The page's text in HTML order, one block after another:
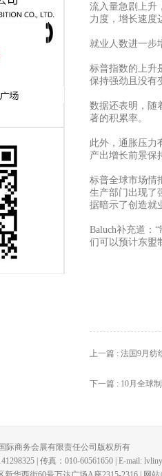
流入量急剧上升
力度，增长速度
就业人数进一步
标普指数的上升
保持强劲且没有
数据还表明，随
著的积累率。
此外，通胀压力
产出增长前景保
标普全球市场情
生产部门出现了
据暗示了创造就
Baluch补充道：
们可以预计东盟
上一篇 : 法国9月纺
下一篇 : 10月全球
际商务会展有限责任公司版权所有
| 传真：010-60561650 | E-mail: